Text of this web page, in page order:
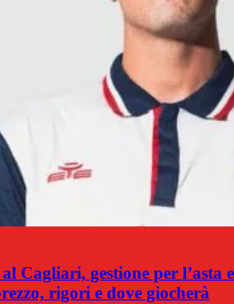
Cagliari, gestione per l’asta e
rigori e dove giocherà